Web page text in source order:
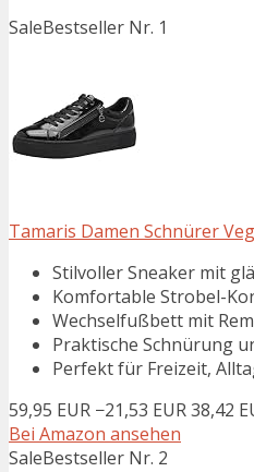
SaleBestseller Nr. 1
Tamaris Damen Schnürer
Stilvoller Sneaker mit
Komfortable Strobel-
Wechselfußbett mit
Praktische Schnürung
Perfekt für Freizeit,
59,95 EUR −21,53 EUR38,42
Bei Amazon ansehen
SaleBestseller Nr. 2